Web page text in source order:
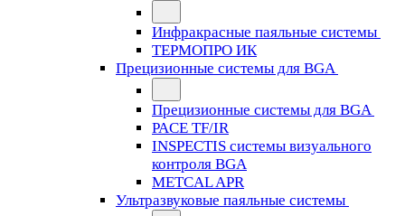
Инфракрасные паяльные системы
ТЕРМОПРО ИК
Прецизионные системы для BGA
Прецизионные системы для BGA
PACE TF/IR
INSPECTIS системы визуального
контроля BGA
METCAL APR
Ультразвуковые паяльные системы